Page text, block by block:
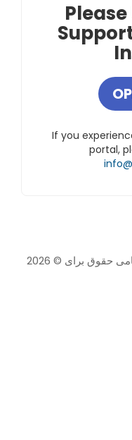
If you
portal,